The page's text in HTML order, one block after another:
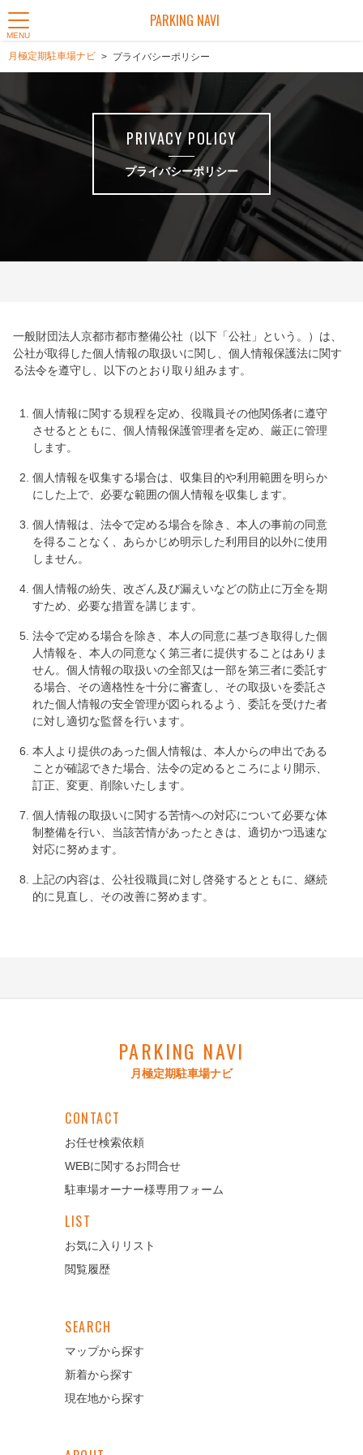
MENU
PARKING NAVI
月極定期駐車場ナビ プライバシーポリシー
PRIVACY POLICY
プライバシーポリシー
一般財団法人京都市都市整備公社（以下「公社」という。）は、
公社が取得した個人情報の取扱いに関し、個人情報保護法に関す
る法令を遵守し、以下のとおり取り組みます。
個人情報に関する規程を定め、役職員その他関係者に遵守
させるとともに、個人情報保護管理者を定め、厳正に管理
します。
個人情報を収集する場合は、収集目的や利用範囲を明らか
にした上で、必要な範囲の個人情報を収集します。
個人情報は、法令で定める場合を除き、本人の事前の同意
を得ることなく、あらかじめ明示した利用目的以外に使用
しません。
個人情報の紛失、改ざん及び漏えいなどの防止に万全を期
すため、必要な措置を講じます。
法令で定める場合を除き、本人の同意に基づき取得した個
人情報を、本人の同意なく第三者に提供することはありま
せん。個人情報の取扱いの全部又は一部を第三者に委託す
る場合、その適格性を十分に審査し、その取扱いを委託さ
れた個人情報の安全管理が図られるよう、委託を受けた者
に対し適切な監督を行います。
本人より提供のあった個人情報は、本人からの申出である
ことが確認できた場合、法令の定めるところにより開示、
訂正、変更、削除いたします。
個人情報の取扱いに関する苦情への対応について必要な体
制整備を行い、当該苦情があったときは、適切かつ迅速な
対応に努めます。
上記の内容は、公社役職員に対し啓発するとともに、継続
的に見直し、その改善に努めます。
PARKING NAVI
月極定期駐車場ナビ
CONTACT
お任せ検索依頼
WEBに関するお問合せ
駐車場オーナー様専用フォーム
LIST
お気に入りリスト
閲覧履歴
SEARCH
マップから探す
新着から探す
現在地から探す